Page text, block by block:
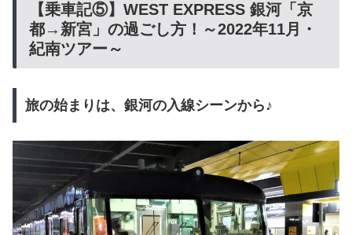
【乗車記⑤】WEST EXPRESS 銀河「京
都→新宮」の過ごし方！～2022年11月・
紀南ツアー～
旅の始まりは、銀河の入線シーンから♪